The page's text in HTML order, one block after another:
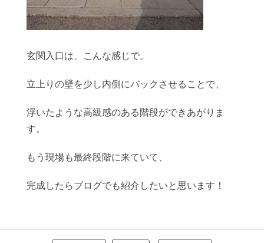
玄関入口は、こんな感じで。
立上りの壁を少し内側にバックさせることで、
浮いたような高級感のある階段ができあがりま
す。
もう現場も最終段階に来ていて、
完成したらブログでも紹介したいと思います！